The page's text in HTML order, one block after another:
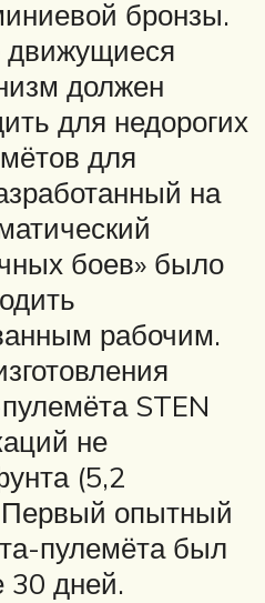
бронзы.
движущиеся
должен
для недорогих
для
на
боев» было
рабочим.
STEN
не
(5,2
опытный
пулемёта был
30 дней.